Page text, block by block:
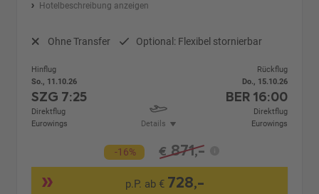
Hotelbeschreibung anzeigen
Ohne Transfer Optional: Flexibel stornierbar
Hinflug
So., 11.10.26
SZG 7:25
Direktflug
Eurowings
Details
Rückflug
Do., 15.10.26
BER 16:00
Direktflug
Eurowings
-16% € 871,-
p.P. ab € 728,-